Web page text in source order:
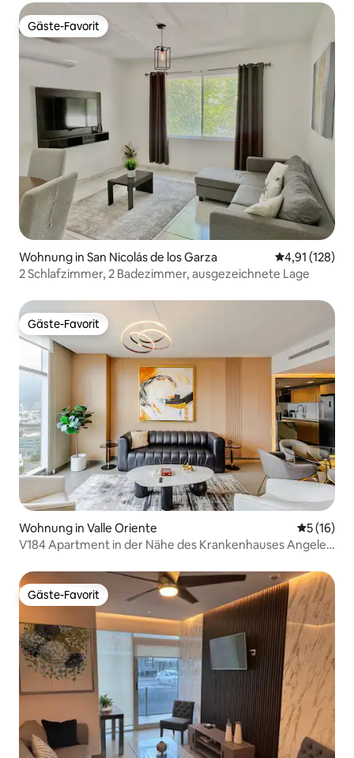
Gäste-Favorit
Gäste-Favorit
Wohnung in San Nicolás de los Garza
4,91 (128)
2 Schlafzimmer, 2 Badezimmer, ausgezeichnete Lage
Gäste-Favorit
Gäste-Favorit
Wohnung in Valle Oriente
5 (16)
V184 Apartment in der Nähe des Krankenhauses Angeles
Gäste-Favorit
Gäste-Favorit